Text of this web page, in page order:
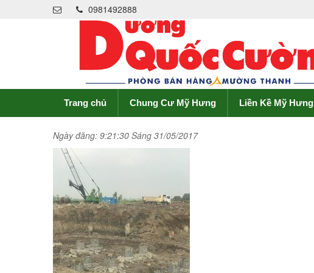
0981492888
Trang chủ Chung Cư Mỹ Hưng Liền Kề Mỹ Hưng
Ngày đăng: 9:21:30 Sáng 31/05/2017